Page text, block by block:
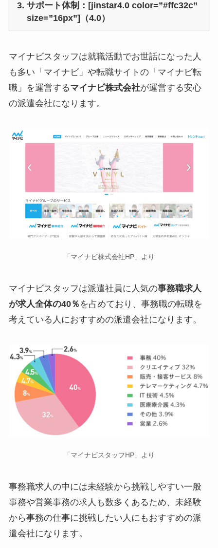
サポート体制：[jinstar4.0 color=”#ffc32c”
size=”16px”]（4.0）
マイナビスタッフは就職活動でお世話になった人
も多い「マイナビ」や転職サイトの「マイナビ転
職」を運営するマイナビ株式会社が運営する安心
の派遣会社になります。
「マイナビ株式会社HP」より
マイナビスタッフは派遣社員に人気の事務職求人
が求人全体の40％ を占めており、事務職の転職を
考えている人におすすめの派遣会社になります。
「マイナビスタッフHP」より
事務職求人の中には未経験から挑戦しやすい一般
事務や営業事務の求人も数多くあるため、未経験
から事務の仕事に挑戦したい人にもおすすめの派
遣会社になります。